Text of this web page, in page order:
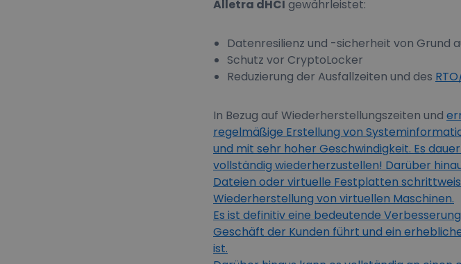
Alletra dHCI gewährleistet:
Datenresilienz und -sicherheit von Grund
Schutz vor CryptoLocker
Reduzierung der Ausfallzeiten und des
In Bezug auf Wiederherstellungszeiten und
regelmäßige Erstellung von
und mit sehr hoher Geschwindigkeit. Es
vollständig wiederherzustellen! Darüber
Dateien oder virtuelle Festplatten
Wiederherstellung von virtuellen Maschinen.
Es ist definitiv eine bedeutende
Geschäft der Kunden führt und ein
ist.